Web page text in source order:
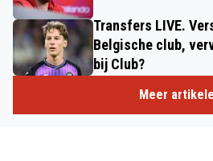
Transfers LIVE.
Belgische club,
bij Club?
Meer